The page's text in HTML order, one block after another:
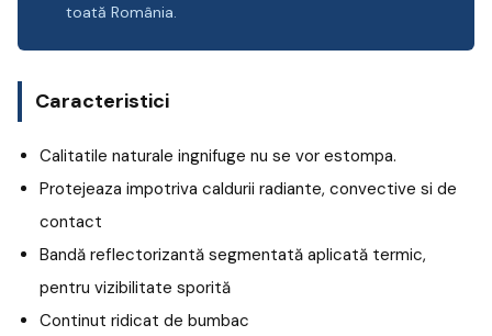
toată România.
Caracteristici
Calitatile naturale ingnifuge nu se vor estompa.
Protejeaza impotriva caldurii radiante, convective si de
contact
Bandă reflectorizantă segmentată aplicată termic,
pentru vizibilitate sporită
Continut ridicat de bumbac